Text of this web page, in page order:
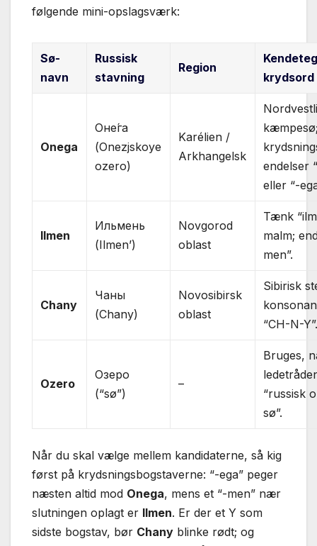
følgende mini-opslagsværk:
Sø-
navn
Russisk
stavning
Region
krydsord
Onega
Оне́га
(Onezjskoye
ozero)
Karélien /
Arkhangelsk
endelser
eller “-
Ilmen
Ильмень
(Ilmen’)
Novgorod
oblast
Tænk
malm;
men”.
Chany
Чаны
(Chany)
Novosibirsk
oblast
Sibirisk
“CH-N-
Ozero
Озеро
(“sø”)
–
Bruges,
“russisk
sø”.
Når du skal vælge mellem kandidaterne, så kig
først på krydsningsbogstaverne: “-ega” peger
næsten altid mod Onega, mens et “-men” nær
slutningen oplagt er Ilmen. Er der et Y som
sidste bogstav, bør Chany blinke rødt; og